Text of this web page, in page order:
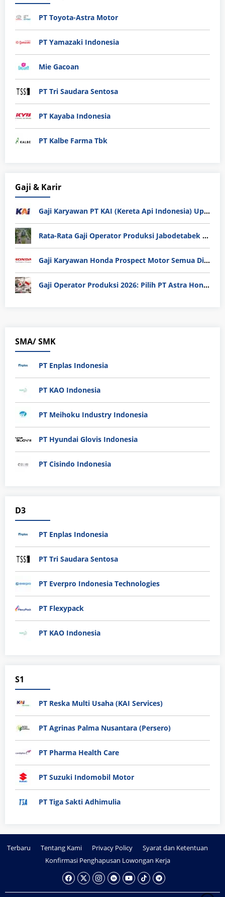
PT Toyota-Astra Motor
PT Yamazaki Indonesia
Mie Gacoan
PT Tri Saudara Sentosa
PT Kayaba Indonesia
PT Kalbe Farma Tbk
Gaji & Karir
Gaji Karyawan PT KAI (Kereta Api Indonesia) Update 2025
Rata-Rata Gaji Operator Produksi Jabodetabek 2025: Bedah Tuntas UMK, Lemburan, dan Realita Hidup Buruh
Gaji Karyawan Honda Prospect Motor Semua Divisi
Gaji Operator Produksi 2026: Pilih PT Astra Honda Motor (AHM) atau Manufaktur di Jepang?
SMA/ SMK
PT Enplas Indonesia
PT KAO Indonesia
PT Meihoku Industry Indonesia
PT Hyundai Glovis Indonesia
PT Cisindo Indonesia
D3
PT Enplas Indonesia
PT Tri Saudara Sentosa
PT Everpro Indonesia Technologies
PT Flexypack
PT KAO Indonesia
S1
PT Reska Multi Usaha (KAI Services)
PT Agrinas Palma Nusantara (Persero)
PT Pharma Health Care
PT Suzuki Indomobil Motor
PT Tiga Sakti Adhimulia
Terbaru Tentang Kami Privacy Policy
Syarat dan Ketentuan
Konfirmasi Penghapusan Lowongan Kerja